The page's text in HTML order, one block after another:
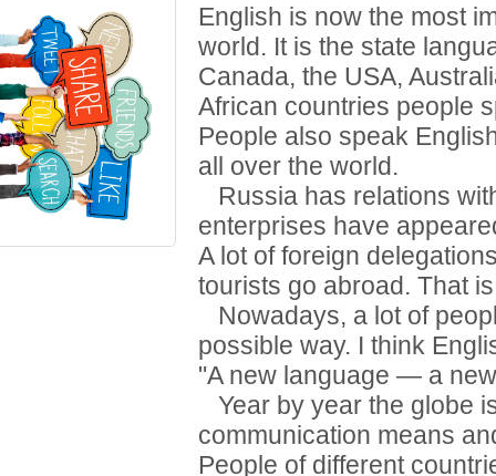
English is now the most
world. It is the state
Canada, the USA,
African countries people
People also speak
all over the world.
Russia has relations
enterprises have
A lot of foreign
tourists go abroad. That
Nowadays, a lot of
possible way. I think
"A new language — a
Year by year the globe
communication means
People of different